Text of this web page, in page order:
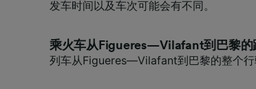
发车时间以及车次可能会有不同。
乘火车从Figueres—Vilafant到巴黎的
列车从Figueres—Vilafant到巴黎的整个行